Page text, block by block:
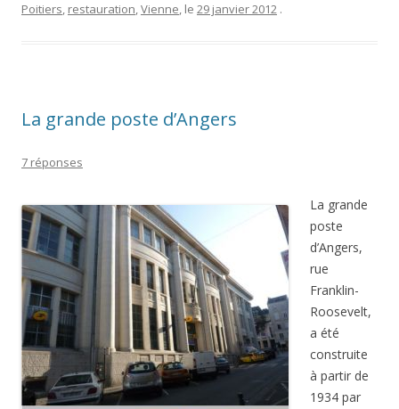
Poitiers, restauration,Vienne, le 29 janvier 2012 .
La grande poste d’Angers
7 réponses
La grande
poste
d’Angers,
rue
Franklin-
Roosevelt,
a été
construite
à partir de
1934 par